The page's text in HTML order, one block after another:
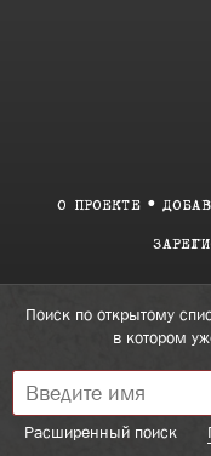
О ПРОЕКТЕ
Поиск по открытому
в котором
Расширенный поиск